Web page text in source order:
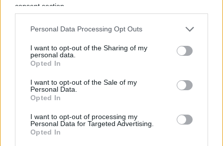
consent section.
Personal Data Processing Opt Outs
I want to opt-out of the Sharing of my
personal data.
Opted In
I want to opt-out of the Sale of my
Personal Data.
Opted In
I want to opt-out of processing my
Personal Data for Targeted Advertising.
Opted In
Caro Panetta, su lavoro e IA meglio
di Enrico Foscarini
29 Maggio 2026, 14:00